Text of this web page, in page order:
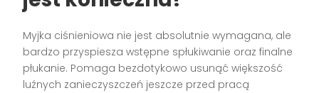
Myjka ciśnieniowa nie jest absolutnie wymagana, ale
bardzo przyspiesza wstępne spłukiwanie oraz finalne
płukanie. Pomaga bezdotykowo usunąć większość
luźnych zanieczyszczeń jeszcze przed pracą